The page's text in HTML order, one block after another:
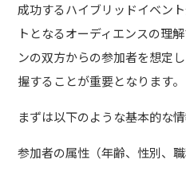
成功するハイブリッドイベン
トとなるオーディエンスの理
ンの双方からの参加者を想定
握することが重要となります。
まずは以下のような基本的な
参加者の属性（年齢、性別、職